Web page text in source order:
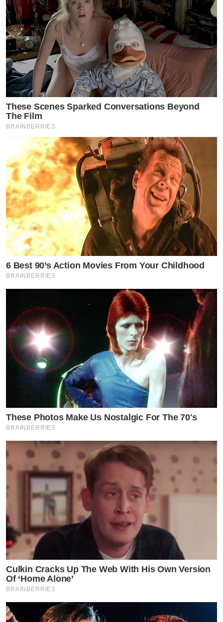
These Scenes Sparked Conversations Beyond
The Film
BRAINBERRIES
6 Best 90’s Action Movies From Your Childhood
BRAINBERRIES
These Photos Make Us Nostalgic For The 70's
BRAINBERRIES
Culkin Cracks Up The Web With His Own Version
Of ‘Home Alone’
BRAINBERRIES